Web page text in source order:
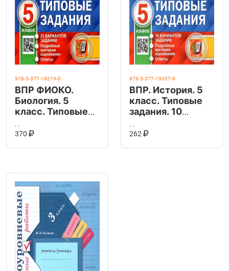
978-5-377-19219-0
ВПР ФИОКО.
Биология. 5
класс. Типовые
вариантов. ФГОС
, ,
370
В КОРЗИНУ
978-5-377-19357-9
ВПР. История. 5
класс. Типовые
задания. 10
, ,
262
В КОРЗИНУ